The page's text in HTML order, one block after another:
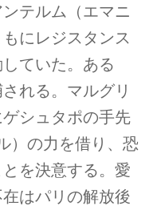
テルム（エマニ
にレジスタンス
ていた。ある
れる。マルグリ
シュタポの手先
）の力を借り、恐
を決意する。愛
はパリの解放後